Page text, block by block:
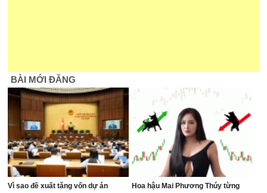
BÀI MỚI ĐĂNG
Vì sao đề xuất tăng vốn dự án
Hoa hậu Mai Phương Thúy từng